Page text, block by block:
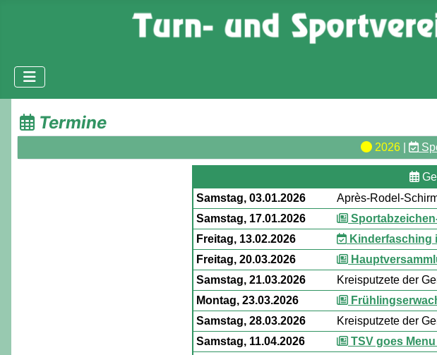
Termine
2026
Samstag, 03.01.2026
Après-Rodel-
Samstag, 17.01.2026
Freitag, 13.02.2026
Kinderfasching
Freitag, 20.03.2026
Samstag, 21.03.2026
Kreisputzete der
Montag, 23.03.2026
Samstag, 28.03.2026
Kreisputzete der
Samstag, 11.04.2026
TSV goes